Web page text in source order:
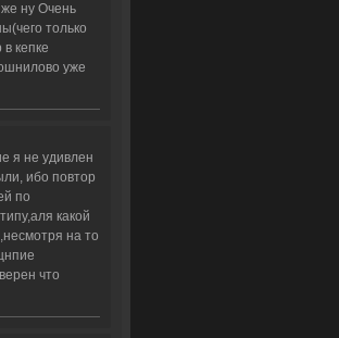
же ну Очень
только
кепке
уже
я не удивлен
ибо повтор
по
какой
на то
что